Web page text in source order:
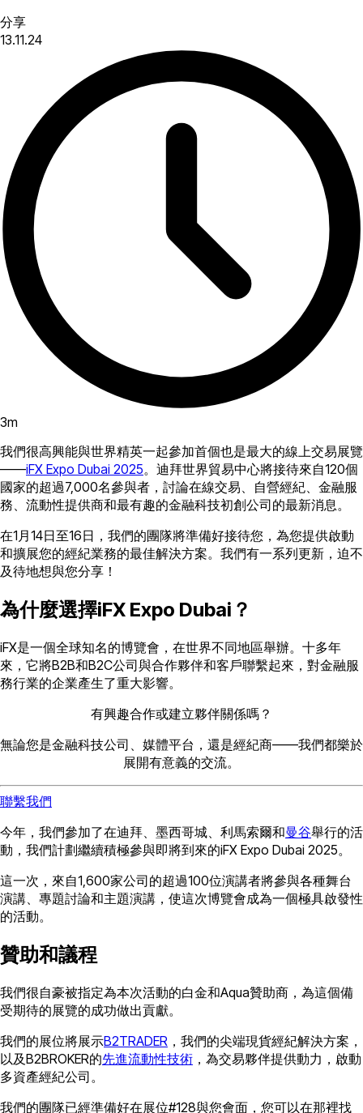
分享
13.11.24
3m
我們很高興能與世界精英一起參加首個也是最大的線上交易展覽
——iFX Expo Dubai 2025。迪拜世界貿易中心將接待來自120個
國家的超過7,000名參與者，討論在線交易、自營經紀、金融服
務、流動性提供商和最有趣的金融科技初創公司的最新消息。
在1月14日至16日，我們的團隊將準備好接待您，為您提供啟動
和擴展您的經紀業務的最佳解決方案。我們有一系列更新，迫不
及待地想與您分享！
為什麼選擇iFX Expo Dubai？
iFX是一個全球知名的博覽會，在世界不同地區舉辦。十多年
來，它將B2B和B2C公司與合作夥伴和客戶聯繫起來，對金融服
務行業的企業產生了重大影響。
有興趣合作或建立夥伴關係嗎？
無論您是金融科技公司、媒體平台，還是經紀商——我們都樂於
展開有意義的交流。
聯繫我們
今年，我們參加了在迪拜、墨西哥城、利馬索爾和曼谷舉行的活
動，我們計劃繼續積極參與即將到來的iFX Expo Dubai 2025。
這一次，來自1,600家公司的超過100位演講者將參與各種舞台
演講、專題討論和主題演講，使這次博覽會成為一個極具啟發性
的活動。
贊助和議程
我們很自豪被指定為本次活動的白金和Aqua贊助商，為這個備
受期待的展覽的成功做出貢獻。
我們的展位將展示B2TRADER ，我們的尖端現貨經紀解決方案，
以及B2BROKER的先進流動性技術 ，為交易夥伴提供動力，啟動
多資產經紀公司。
我們的團隊已經準備好在展位#128與您會面，您可以在那裡找